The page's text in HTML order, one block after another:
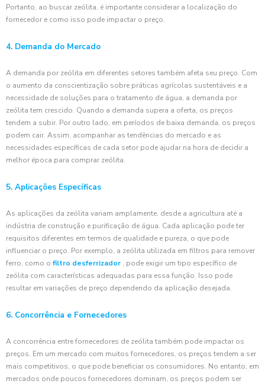
Portanto, ao buscar zeólita, é importante considerar a localização do
fornecedor e como isso pode impactar o preço.
4. Demanda do Mercado
A demanda por zeólita em diferentes setores também afeta seu preço. Com
o aumento da conscientização sobre práticas agrícolas sustentáveis e a
necessidade de soluções para o tratamento de água, a demanda por
zeólita tem crescido. Quando a demanda supera a oferta, os preços
tendem a subir. Por outro lado, em períodos de baixa demanda, os preços
podem cair. Assim, acompanhar as tendências do mercado e as
necessidades específicas de cada setor pode ajudar na hora de decidir a
melhor época para comprar zeólita.
5. Aplicações Específicas
As aplicações da zeólita variam amplamente, desde a agricultura até a
indústria de construção e purificação de água. Cada aplicação pode ter
requisitos diferentes em termos de qualidade e pureza, o que pode
influenciar o preço. Por exemplo, a zeólita utilizada em filtros para remover
ferro, como o filtro desferrizador , pode exigir um tipo específico de
zeólita com características adequadas para essa função. Isso pode
resultar em variações de preço dependendo da aplicação desejada.
6. Concorrência e Fornecedores
A concorrência entre fornecedores de zeólita também pode impactar os
preços. Em um mercado com muitos fornecedores, os preços tendem a ser
mais competitivos, o que pode beneficiar os consumidores. No entanto, em
mercados onde poucos fornecedores dominam, os preços podem ser